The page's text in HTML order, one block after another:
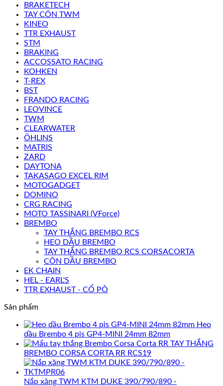
BRAKETECH
TAY CÔN TWM
KINEO
TTR EXHAUST
STM
BRAKING
ACCOSSATO RACING
KOHKEN
T-REX
BST
FRANDO RACING
LEOVINCE
TWM
CLEARWATER
ÖHLINS
MATRIS
ZARD
DAYTONA
TAKASAGO EXCEL RIM
MOTOGADGET
DOMINO
CRG RACING
MOTO TASSINARI (VForce)
BREMBO
TAY THẮNG BREMBO RCS
HEO DẦU BREMBO
TAY THẮNG BREMBO RCS CORSACORTA
CÔN DẦU BREMBO
EK CHAIN
HEL - EARL'S
TTR EXHAUST - CỔ PÔ
Sản phẩm
Heo
dầu Brembo 4 pis GP4-MINI 24mm 82mm
TAY THẮNG
BREMBO CORSA CORTA RR RCS19
Nắp xăng TWM KTM DUKE 390/790/890 -